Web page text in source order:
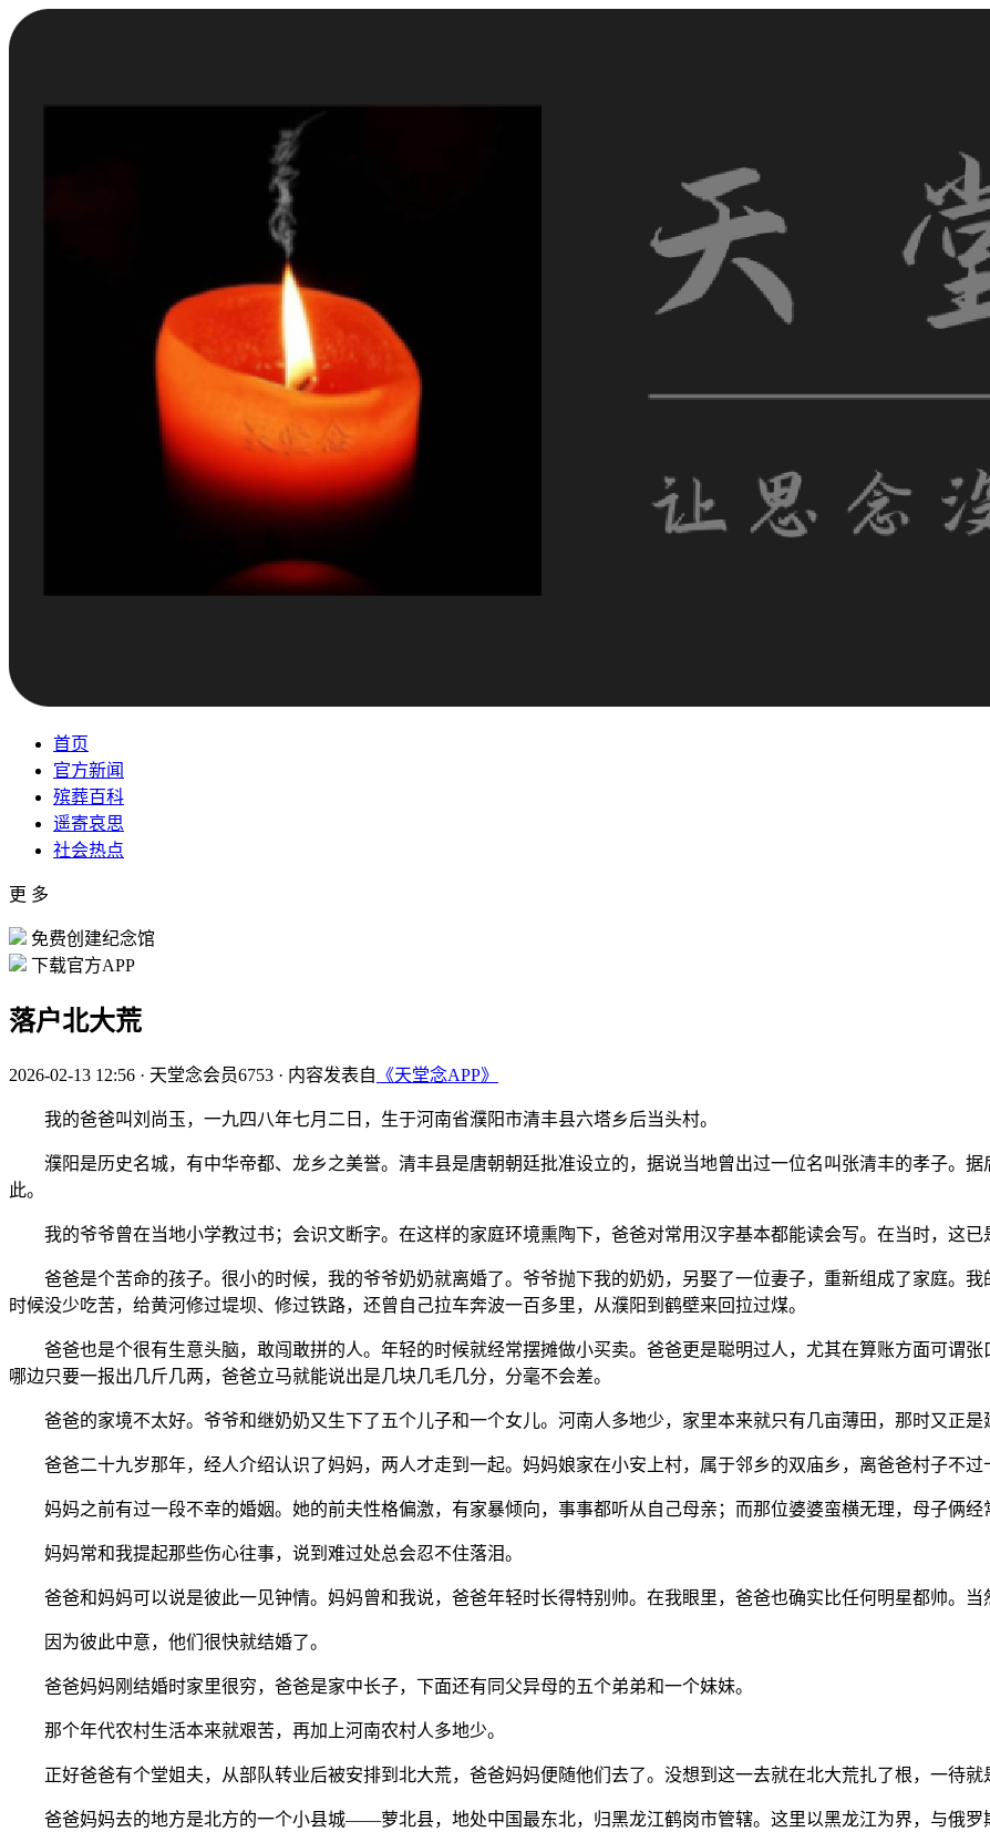
首页
官方新闻
殡葬百科
遥寄哀思
社会热点
更 多
免费创建纪念馆
下载官方APP
落户北大荒
2026-02-13 12:56 · 天堂念会员6753 · 内容发表自 《天堂念APP》
我的爸爸叫刘尚玉，一九四八年七月二日，生于河南省濮阳市清丰县六塔乡后当头村。
濮阳是历史名城，有中华帝都、龙乡之美誉。清丰县是唐朝朝廷批准设立的，据说当地曾出过一位名叫张清丰的孝子。据
此。‌
我的爷爷曾在当地小学教过书；会识文断字。在这样的家庭环境熏陶下，爸爸对常用汉字基本都能读会写。在当时，这已
爸爸是个苦命的孩子。很小的时候，我的爷爷奶奶就离婚了。爷爷抛下我的奶奶，另娶了一位妻子，重新组成了家庭
时候没少吃苦，给黄河修过堤坝、修过铁路，还曾自己拉车奔波一百多里，从濮阳到鹤壁来回拉过煤。
爸爸也是个很有生意头脑，敢闯敢拼的人。年轻的时候就经常摆摊做小买卖。爸爸更是聪明过人，尤其在算账方面可谓张
哪边只要一报出几斤几两，爸爸立马就能说出是几块几毛几分，分毫不会差。
爸爸的家境不太好。爷爷和继奶奶又生下了五个儿子和一个女儿。河南人多地少，家里本来就只有几亩薄田，那时又正是
爸爸二十九岁那年，经人介绍认识了妈妈，两人才走到一起。妈妈娘家在小安上村，属于邻乡的双庙乡，离爸爸村子不过
妈妈之前有过一段不幸的婚姻。她的前夫性格偏激，有家暴倾向，事事都听从自己母亲；而那位婆婆蛮横无理，母子俩经
妈妈常和我提起那些伤心往事，说到难过处总会忍不住落泪。
爸爸和妈妈可以说是彼此一见钟情。妈妈曾和我说，爸爸年轻时长得特别帅。在我眼里，爸爸也确实比任何明星都帅。当
因为彼此中意，他们很快就结婚了。
爸爸妈妈刚结婚时家里很穷，爸爸是家中长子，下面还有同父异母的五个弟弟和一个妹妹。
那个年代农村生活本来就艰苦，再加上河南农村人多地少。
正好爸爸有个堂姐夫，从部队转业后被安排到北大荒，爸爸妈妈便随他们去了。没想到这一去就在北大荒扎了根，一待就
爸爸妈妈去的地方是北方的一个小县城——萝北县，地处中国最东北，归黑龙江鹤岗市管辖。这里以黑龙江为界，与俄罗